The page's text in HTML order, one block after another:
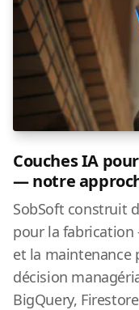
Couches IA
— notre
SobSoft construit
pour la
et la maintenance
décision
BigQuery,